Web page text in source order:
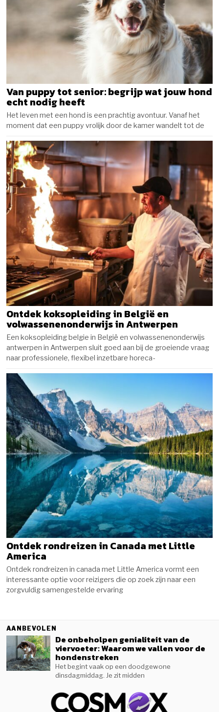
Van puppy tot senior: begrijp wat jouw hond
echt nodig heeft
Het leven met een hond is een prachtig avontuur. Vanaf het
moment dat een puppy vrolijk door de kamer wandelt tot de
Ontdek koksopleiding in België en
volwassenenonderwijs in Antwerpen
Een koksopleiding belgie in België en volwassenenonderwijs
antwerpen in Antwerpen sluit goed aan bij de groeiende vraag
naar professionele, flexibel inzetbare horeca-
Ontdek rondreizen in Canada met Little
America
Ontdek rondreizen in canada met Little America vormt een
interessante optie voor reizigers die op zoek zijn naar een
zorgvuldig samengestelde ervaring
AANBEVOLEN
De onbeholpen genialiteit van de
viervoeter: Waarom we vallen voor de
hondenstreken
Het begint vaak op een doodgewone
dinsdagmiddag. Je zit midden